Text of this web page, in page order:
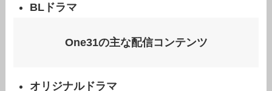
BLドラマ
One31の主な配信コンテンツ
オリジナルドラマ